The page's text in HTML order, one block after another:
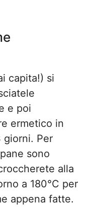
capita!) si
e poi
ermetico in
giorni. Per
sono
alla
a 180°C per
appena fatte.